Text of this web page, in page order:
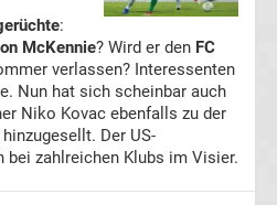
:
McKennie? Wird er den FC
verlassen? Interessenten
Nun hat sich scheinbar auch
Niko Kovac ebenfalls zu der
Der US-
bei zahlreichen Klubs im Visier.